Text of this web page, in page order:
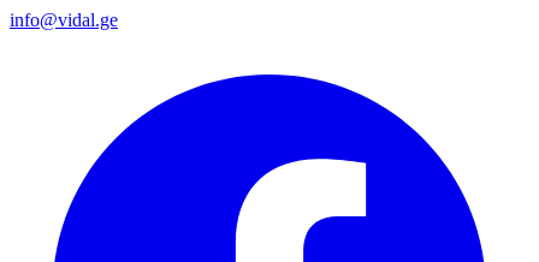
info@vidal.ge